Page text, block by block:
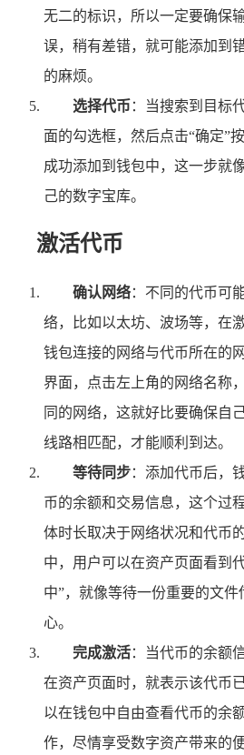
无二的标识，所以一定要确保
误，稍有差错，就可能添加到
的麻烦。
选择代币 ：当搜索到目标
面的勾选框，然后点击“确定”
成功添加到钱包中，这一步就
己的数字宝库。
激活代币
确认网络：不同的代币可
络，比如以太坊、波场等，在
钱包连接的网络与代币所在的
界面，点击左上角的网络名称
同的网络，这就好比要确保自
线路相匹配，才能顺利到达。
等待同步：添加代币后，
币的余额和交易信息，这个过
体时长取决于网络状况和代币
中，用户可以在资产页面看到
中”，就像等待一份重要的文
心。
完成激活：当代币的余额
在资产页面时，就表示该代币
以在钱包中自由查看代币的余
作，尽情享受数字资产带来的便